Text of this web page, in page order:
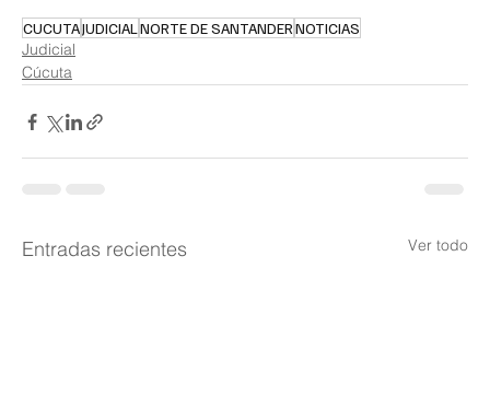
CUCUTAJUDICIAL NORTE DE SANTANDERNOTICIAS
Judicial
Cúcuta
Entradas recientes Ver todo